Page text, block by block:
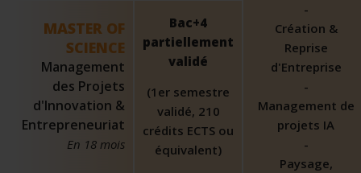
-
Création &
Reprise
d'Entreprise
-
Management de
projets IA
-
Paysage,
MASTER OF
SCIENCE
Management
des Projets
d'Innovation &
Entrepreneuriat
En 18 mois
Bac+4
partiellement
validé
(1er semestre
validé, 210
crédits ECTS ou
équivalent)